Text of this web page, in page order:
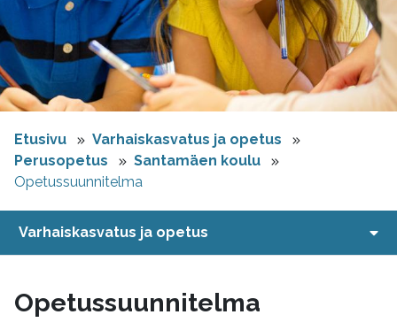
Etusivu
Varhaiskasvatus ja opetus
Perusopetus
Santamäen koulu
Opetussuunnitelma
Varhaiskasvatus ja opetus
Opetussuunnitelma